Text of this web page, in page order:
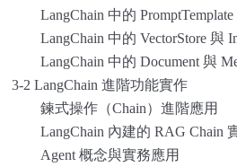
LangChain 中的 PromptTemplate
LangChain 中的 VectorStore 與
LangChain 中的 Document 與
3-2 LangChain 進階功能實作
鍊式操作（Chain）進階應用
LangChain 內建的 RAG Chain
Agent 概念與實務應用